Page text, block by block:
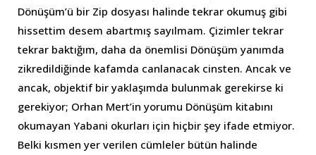
Dönüşüm’ü bir Zip dosyası halinde tekrar okumuş gibi
hissettim desem abartmış sayılmam. Çizimler tekrar
tekrar baktığım, daha da önemlisi Dönüşüm yanımda
zikredildiğinde kafamda canlanacak cinsten. Ancak ve
ancak, objektif bir yaklaşımda bulunmak gerekirse ki
gerekiyor; Orhan Mert’in yorumu Dönüşüm kitabını
okumayan Yabani okurları için hiçbir şey ifade etmiyor.
Belki kısmen yer verilen cümleler bütün halinde